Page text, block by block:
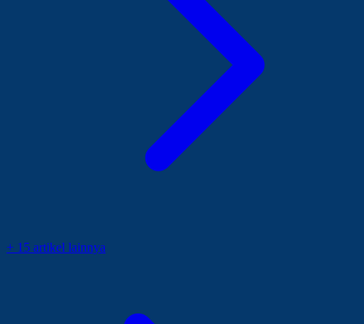
+ 15 artikel lainnya